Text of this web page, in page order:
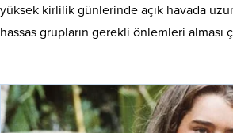
yüksek kirlilik günlerinde açık havada
hassas grupların gerekli önlemleri alması